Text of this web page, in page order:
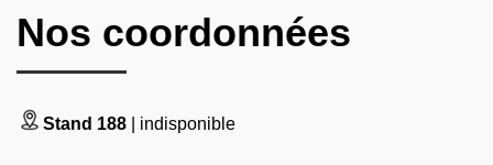
Nos coordonnées
Stand 188 | indisponible